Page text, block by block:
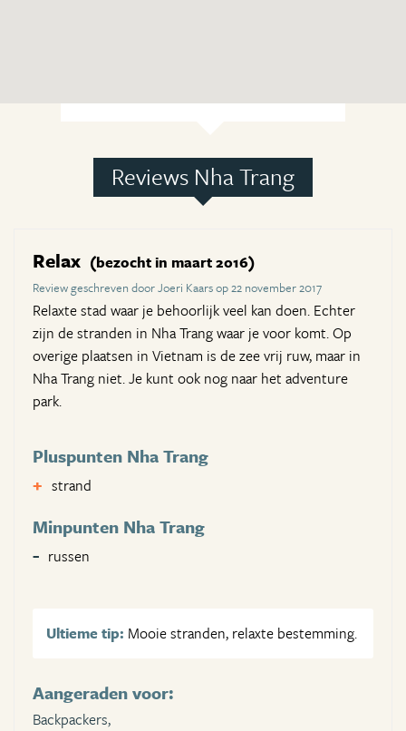
Reviews Nha Trang
Relax (bezocht in maart 2016)
Review geschreven door Joeri Kaars op 22 november 2017
Relaxte stad waar je behoorlijk veel kan doen. Echter
zijn de stranden in Nha Trang waar je voor komt. Op
overige plaatsen in Vietnam is de zee vrij ruw, maar in
Nha Trang niet. Je kunt ook nog naar het adventure
park.
Pluspunten Nha Trang
strand
Minpunten Nha Trang
russen
Ultieme tip: Mooie stranden, relaxte bestemming.
Aangeraden voor:
Backpackers,